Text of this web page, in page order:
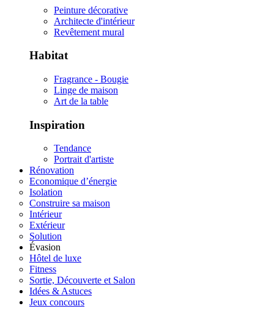
Peinture décorative
Architecte d'intérieur
Revêtement mural
Habitat
Fragrance - Bougie
Linge de maison
Art de la table
Inspiration
Tendance
Portrait d'artiste
Rénovation
Economique d’énergie
Isolation
Construire sa maison
Intérieur
Extérieur
Solution
Évasion
Hôtel de luxe
Fitness
Sortie, Découverte et Salon
Idées & Astuces
Jeux concours